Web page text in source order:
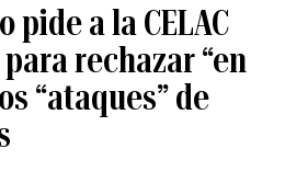
pide a la CELAC
rechazar “en
“ataques” de